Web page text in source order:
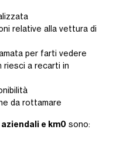
relative alla vettura di
per farti vedere
riesci a recarti in
da rottamare
e km0 sono: